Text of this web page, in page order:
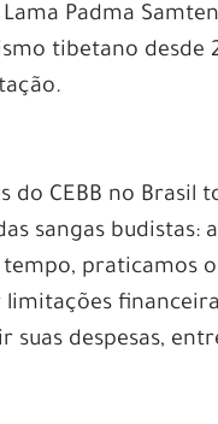
Padma
tibetano desde
do CEBB no
sangas budistas:
praticamos
suas despesas,